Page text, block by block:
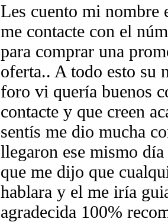
Les cuento mi nombre
me contacte con el
para comprar una
oferta.. A todo esto su
foro vi quería buenos
contacte y que creen
sentís me dio mucha
llegaron ese mismo
que me dijo que
hablara y el me iría
agradecida 100%